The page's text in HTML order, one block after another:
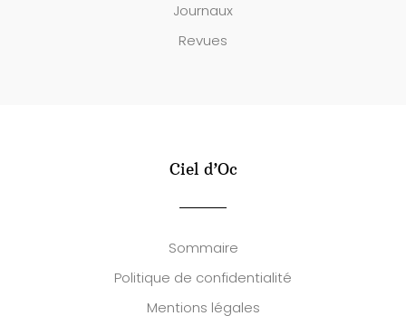
Journaux
Revues
Ciel d’Oc
Sommaire
Politique de confidentialité
Mentions légales